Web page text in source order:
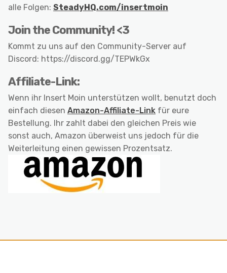
alle Folgen: SteadyHQ.com/insertmoin
Join the Community! <3
Kommt zu uns auf den Community-Server auf
Discord: https://discord.gg/TEPWkGx
Affiliate-Link:
Wenn ihr Insert Moin unterstützen wollt, benutzt doch
einfach diesen Amazon-Affiliate-Link für eure
Bestellung. Ihr zahlt dabei den gleichen Preis wie
sonst auch, Amazon überweist uns jedoch für die
Weiterleitung einen gewissen Prozentsatz.